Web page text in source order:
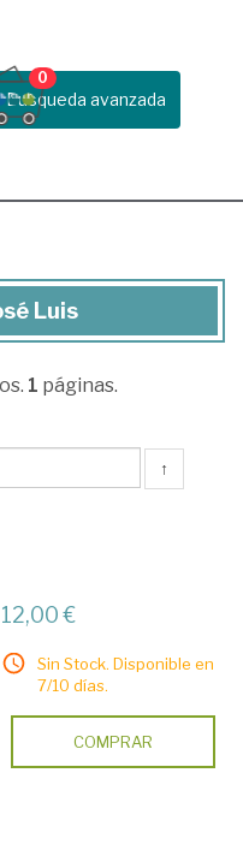
Busqueda avanzada
0
Luis
1 páginas.
↑
12,00 €
Sin Stock. Disponible en
7/10 días.
COMPRAR